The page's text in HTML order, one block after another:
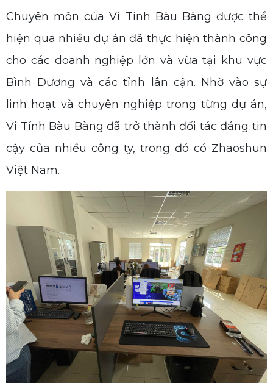
Chuyên môn của Vi Tính Bàu Bàng được thể
hiện qua nhiều dự án đã thực hiện thành công
cho các doanh nghiệp lớn và vừa tại khu vực
Bình Dương và các tỉnh lân cận. Nhờ vào sự
linh hoạt và chuyên nghiệp trong từng dự án,
Vi Tính Bàu Bàng đã trở thành đối tác đáng tin
cậy của nhiều công ty, trong đó có Zhaoshun
Việt Nam.